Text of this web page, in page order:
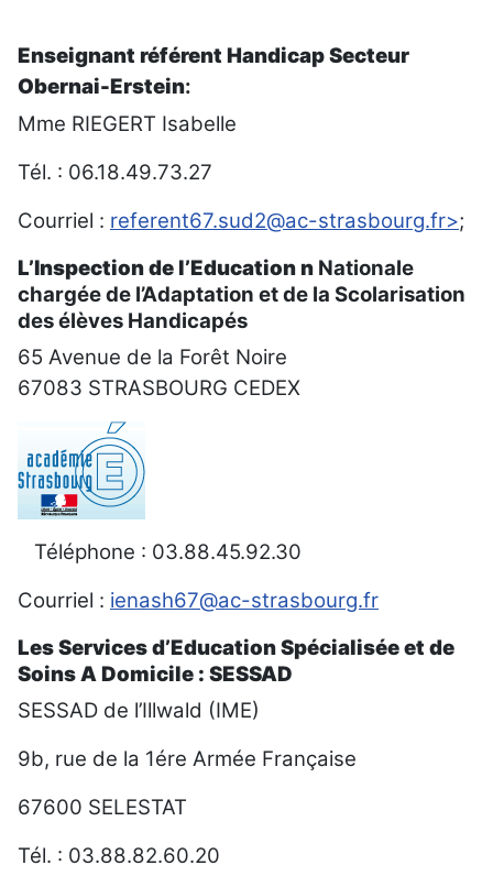
Enseignant référent Handicap Secteur
Obernai-Erstein:
Mme RIEGERT Isabelle
Tél. : 06.18.49.73.27
Courriel : referent67.sud2@ac-strasbourg.fr>;
L’Inspection de l’Education n Nationale
chargée de l’Adaptation et de la Scolarisation
des élèves Handicapés
65 Avenue de la Forêt Noire
67083 STRASBOURG CEDEX
Téléphone : 03.88.45.92.30
Courriel : ienash67@ac-strasbourg.fr
Les Services d’Education Spécialisée et de
Soins A Domicile : SESSAD
SESSAD de l’Illwald (IME)
9b, rue de la 1ére Armée Française
67600 SELESTAT
Tél. : 03.88.82.60.20